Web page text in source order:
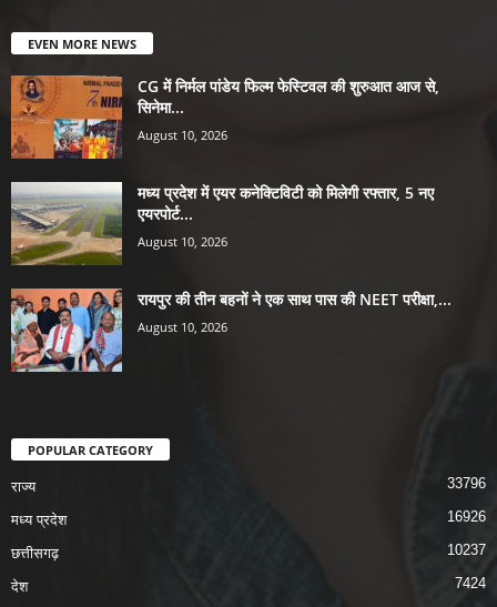
EVEN MORE NEWS
CG में निर्मल पांडेय फिल्म फेस्टिवल की शुरुआत आज से,
सिनेमा...
August 10, 2026
मध्य प्रदेश में एयर कनेक्टिविटी को मिलेगी रफ्तार, 5 नए
एयरपोर्ट...
August 10, 2026
रायपुर की तीन बहनों ने एक साथ पास की NEET परीक्षा,...
August 10, 2026
POPULAR CATEGORY
राज्य 33796
मध्य प्रदेश 16926
छत्तीसगढ़ 10237
देश 7424